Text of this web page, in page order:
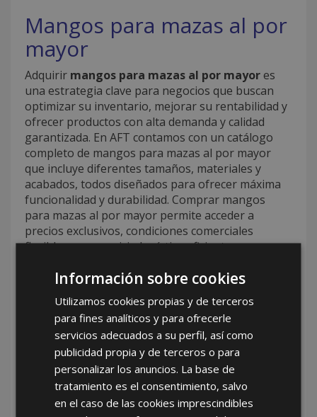
Mangos para mazas al por
mayor
Adquirir mangos para mazas al por mayores
una estrategia clave para negocios que buscan
optimizar su inventario, mejorar su rentabilidad y
ofrecer productos con alta demanda y calidad
garantizada. En AFT contamos con un catálogo
completo de mangos para mazas al por mayor
que incluye diferentes tamaños, materiales y
acabados, todos diseñados para ofrecer máxima
funcionalidad y durabilidad. Comprar mangos
para mazas al por mayor permite acceder a
precios exclusivos, condiciones comerciales
flexibles y un servicio logístico eficiente que
nacional. Gestionamos cada pedido con rapidez,
comercial constante para facilitar la toma de
decisiones y mejorar la experiencia de compra. La
calidad de nuestros mangos para mazas al por
mayor garantiza la satisfacción y fidelización tanto
de nuestros clientes como de sus usuarios finales.
Tu mejor opción de mayorista de
Información sobre cookies
Utilizamos cookies propias y de terceros
para fines analíticos y para ofrecerle
servicios adecuados a su perfil, así como
publicidad propia y de terceros o para
personalizar los anuncios. La base de
tratamiento es el consentimiento, salvo
en el caso de las cookies imprescindibles